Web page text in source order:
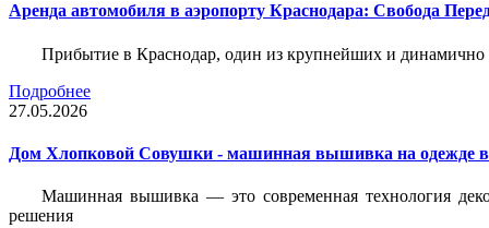
Аренда автомобиля в аэропорту Краснодара: Свобода
Прибытие в Краснодар, один из крупнейших и динамично
Подробнее
27.05.2026
Дом Хлопковой Совушки - машинная вышивка на одежде
Машинная вышивка — это современная технология
решения